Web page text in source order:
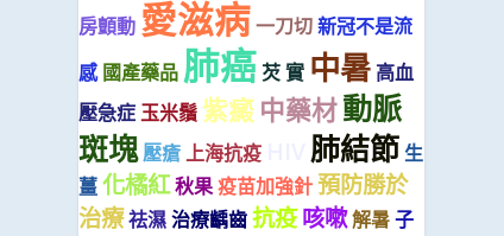
房顫動 愛滋病一刀切新冠不是流
感 國產藥品 肺癌 芡 實 中暑 高血
壓急症玉米鬚 紫癜 中藥材動脈
斑塊壓瘡上海抗疫 肺結節生
薑化橘紅秋果疫苗加強針預防勝於
治療祛濕治療齲齒抗疫咳嗽解暑子